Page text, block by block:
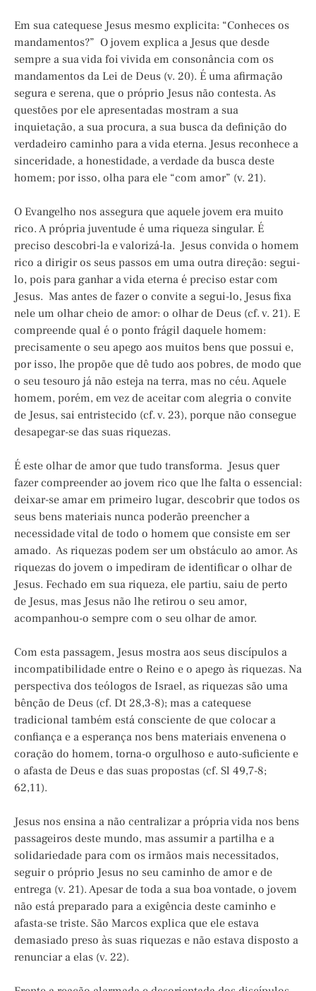
Em sua catequese Jesus mesmo explicita: “Conheces os
mandamentos?” O jovem explica a Jesus que desde
sempre a sua vida foi vivida em consonância com os
mandamentos da Lei de Deus (v. 20). É uma afirmação
segura e serena, que o próprio Jesus não contesta. As
questões por ele apresentadas mostram a sua
inquietação, a sua procura, a sua busca da definição do
verdadeiro caminho para a vida eterna. Jesus reconhece a
sinceridade, a honestidade, a verdade da busca deste
homem; por isso, olha para ele “com amor” (v. 21).
O Evangelho nos assegura que aquele jovem era muito
rico. A própria juventude é uma riqueza singular. É
preciso descobri-la e valorizá-la. Jesus convida o homem
rico a dirigir os seus passos em uma outra direção: segui-
lo, pois para ganhar a vida eterna é preciso estar com
Jesus. Mas antes de fazer o convite a segui-lo, Jesus fixa
nele um olhar cheio de amor: o olhar de Deus (cf. v. 21). E
compreende qual é o ponto frágil daquele homem:
precisamente o seu apego aos muitos bens que possui e,
por isso, lhe propõe que dê tudo aos pobres, de modo que
o seu tesouro já não esteja na terra, mas no céu. Aquele
homem, porém, em vez de aceitar com alegria o convite
de Jesus, sai entristecido (cf. v. 23), porque não consegue
desapegar-se das suas riquezas.
É este olhar de amor que tudo transforma. Jesus quer
fazer compreender ao jovem rico que lhe falta o essencial:
deixar-se amar em primeiro lugar, descobrir que todos os
seus bens materiais nunca poderão preencher a
necessidade vital de todo o homem que consiste em ser
amado. As riquezas podem ser um obstáculo ao amor. As
riquezas do jovem o impediram de identificar o olhar de
Jesus. Fechado em sua riqueza, ele partiu, saiu de perto
de Jesus, mas Jesus não lhe retirou o seu amor,
acompanhou-o sempre com o seu olhar de amor.
Com esta passagem, Jesus mostra aos seus discípulos a
incompatibilidade entre o Reino e o apego às riquezas. Na
perspectiva dos teólogos de Israel, as riquezas são uma
bênção de Deus (cf. Dt 28,3-8); mas a catequese
tradicional também está consciente de que colocar a
confiança e a esperança nos bens materiais envenena o
coração do homem, torna-o orgulhoso e auto-suficiente e
o afasta de Deus e das suas propostas (cf. Sl 49,7-8;
62,11).
Jesus nos ensina a não centralizar a própria vida nos bens
passageiros deste mundo, mas assumir a partilha e a
solidariedade para com os irmãos mais necessitados,
seguir o próprio Jesus no seu caminho de amor e de
entrega (v. 21). Apesar de toda a sua boa vontade, o jovem
não está preparado para a exigência deste caminho e
afasta-se triste. São Marcos explica que ele estava
demasiado preso às suas riquezas e não estava disposto a
renunciar a elas (v. 22).